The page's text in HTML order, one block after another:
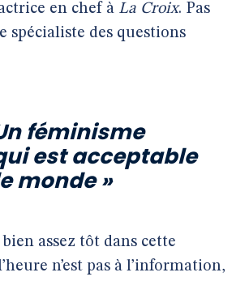
en chef à La Croix. Pas
spécialiste des questions
féminisme
est acceptable
monde »
assez tôt dans cette
n’est pas à l’information,